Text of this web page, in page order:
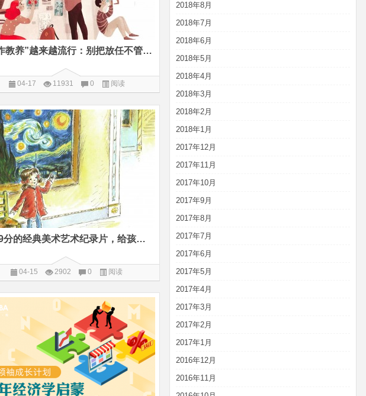
2018年8月
2018年7月
2018年6月
2018年5月
2018年4月
2018年3月
2018年2月
2018年1月
2017年12月
2017年11月
2017年10月
2017年9月
2017年8月
2017年7月
2017年6月
2017年5月
2017年4月
2017年3月
2017年2月
2017年1月
2016年12月
2016年11月
“ 协作教养”越来越流行：别把放任不管错当静待花开
04-17 11931 0 阅读
高达9分的经典美术艺术纪录片，给孩子最宽视野和最有深度的人文启蒙
04-15 2902 0 阅读